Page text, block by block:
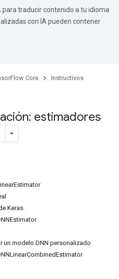
para traducir contenido a tu idioma
con IA pueden contener
Core Instructivos
estimadores
Keras
un modelo DNN personalizado